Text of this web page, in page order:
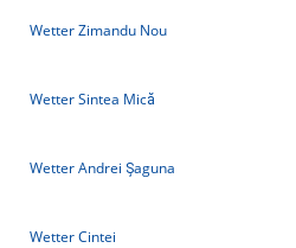
Wetter Zimandu Nou
Wetter Sintea Mică
Wetter Andrei Șaguna
Wetter Cintei